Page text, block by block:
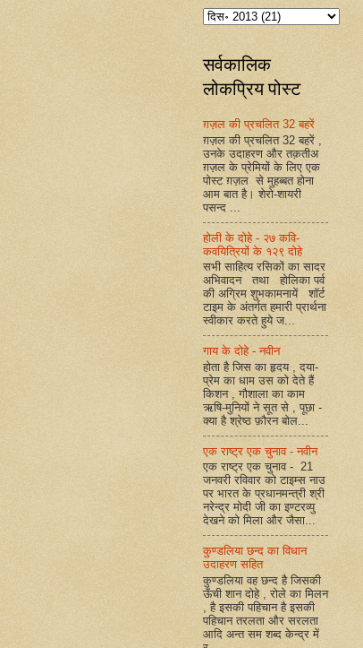
सर्वकालिक
लोकप्रिय पोस्ट
ग़ज़ल की प्रचलित 32 बहरें
ग़ज़ल की प्रचलित 32 बहरें ,
उनके उदाहरण और तक़तीअ
ग़ज़ल के प्रेमियों के लिए एक
पोस्ट ग़ज़ल से मुहब्बत होना
आम बात है। शेरो-शायरी
पसन्द ...
होली के दोहे - २७ कवि-
कवयित्रियों के १२९ दोहे
सभी साहित्य रसिकों का सादर
अभिवादन तथा होलिका पर्व
की अग्रिम शुभकामनायें शॉर्ट
टाइम के अंतर्गत हमारी प्रार्थना
स्वीकार करते हुये ज...
गाय के दोहे - नवीन
होता है जिस का हृदय , दया-
प्रेम का धाम उस को देते हैं
किशन , गौशाला का काम
ऋषि-मुनियों ने सूत से , पूछा -
क्या है श्रेष्ठ फ़ौरन बोल...
एक राष्ट्र एक चुनाव - नवीन
एक राष्ट्र एक चुनाव - 21
जनवरी रविवार को टाइम्स नाउ
पर भारत के प्रधानमन्त्री श्री
नरेन्द्र मोदी जी का इण्टरव्यु
देखने को मिला और जैसा...
कुण्डलिया छन्द का विधान
उदाहरण सहित
कुण्डलिया वह छन्द है जिसकी
ऊँची शान दोहे , रोले का मिलन
, है इसकी पहिचान है इसकी
पहिचान तरलता और सरलता
आदि अन्त सम शब्द केन्द्र में